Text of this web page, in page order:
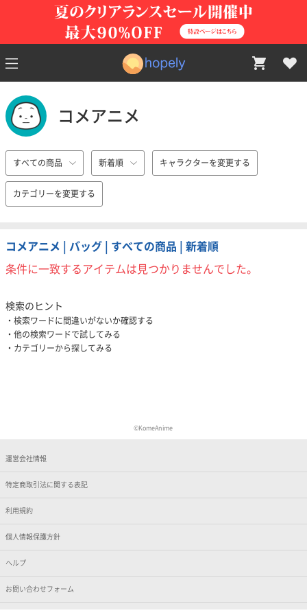
コメアニメ
すべての商品 新着順 キャラクターを変更する
カテゴリーを変更する
コメアニメ | バッグ | すべての商品 | 新着順
条件に一致するアイテムは見つかりませんでした。
検索のヒント
検索ワードに間違いがないか確認する
他の検索ワードで試してみる
カテゴリーから探してみる
©KomeAnime
運営会社情報
特定商取引法に関する表記
利用規約
個人情報保護方針
ヘルプ
お問い合わせフォーム